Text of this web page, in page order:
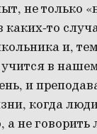
не только
то
и,
в
и
когда
а не